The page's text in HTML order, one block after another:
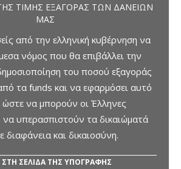
ΤΙΜΉΣ ΕΞΑΓΟΡΆΣ ΤΩΝ ΔΑΝΕΊΩΝ
ΜΑΣ
από την ελληνική κυβέρνηση να
νόμος που θα επιβάλλει την
του ποσού εξαγοράς
τα funds και να εφαρμόσει αυτό
να μπορούν οι Έλληνες
να υπερασπιστούν τα δικαιώματά
διαφάνεια και δικαιοσύνη.
ΣΕΛΙΔΑ ΤΗΣ ΥΠΟΓΡΑΦΗΣ